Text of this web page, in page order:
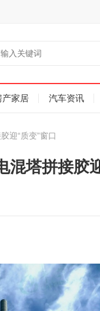
产家居 汽车资讯
迎“质变”窗口
混塔拼接胶